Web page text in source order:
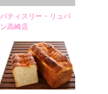
パティスリー・リュパ
ン高崎店